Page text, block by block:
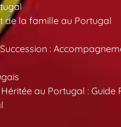
de la famille au Portugal
:
au Portugal : Guide